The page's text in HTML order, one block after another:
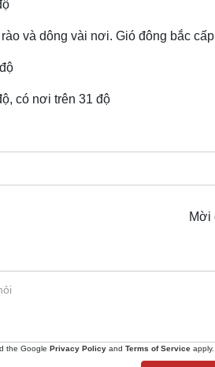
và dông vài nơi. Gió đông bắc
có nơi trên 31 độ
Mời
the Google Privacy Policy and Terms of Service apply.